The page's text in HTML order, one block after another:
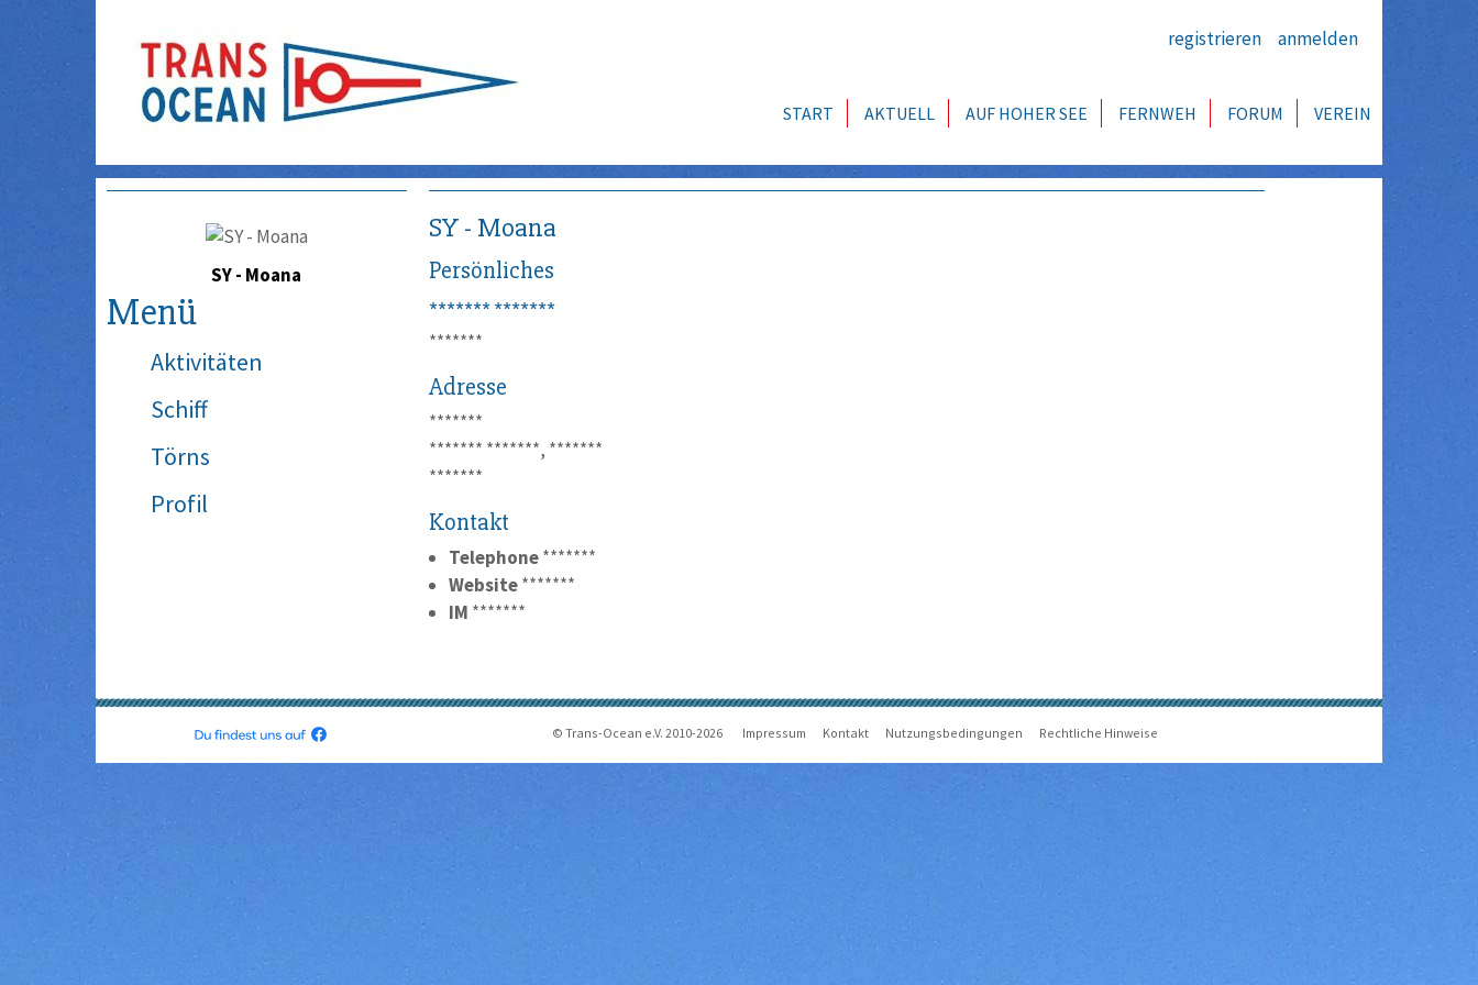
registrieren anmelden
START AKTUELL AUF HOHER SEE FERNWEH FORUM VEREIN
SY - Moana
Menü
Aktivitäten
Schiff
Törns
Profil
SY - Moana
Persönliches
******* *******
*******
Adresse
*******
******* *******, *******
*******
Kontakt
Telephone *******
Website *******
IM *******
© Trans-Ocean e.V. 2010-2026 Impressum Kontakt Nutzungsbedingungen Rechtliche Hinweise